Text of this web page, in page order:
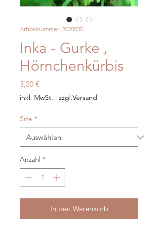
Artikelnummer: 2020035
Inka - Gurke ,
Hörnchenkürbis
3,20 €Preis
inkl. MwSt. | zzgl.Versand
Size *
Anzahl *
In den Warenkorb